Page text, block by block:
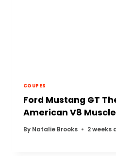
COUPES
Ford Mustang GT
American V8
By Natalie Brooks 2 weeks